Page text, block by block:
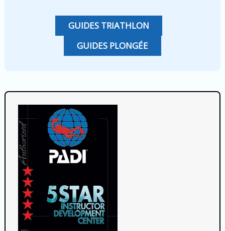
GUIDES TRIATHLON
GUIDES PLONGÉE